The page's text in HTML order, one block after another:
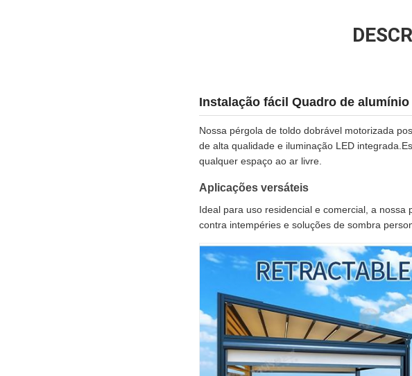
Instalação fácil Quadro de
Nossa pérgola de toldo dobrável motorizada
de alta qualidade e iluminação LED
qualquer espaço ao ar livre.
Aplicações versáteis
Ideal para uso residencial e comercial, a
contra intempéries e soluções de sombra